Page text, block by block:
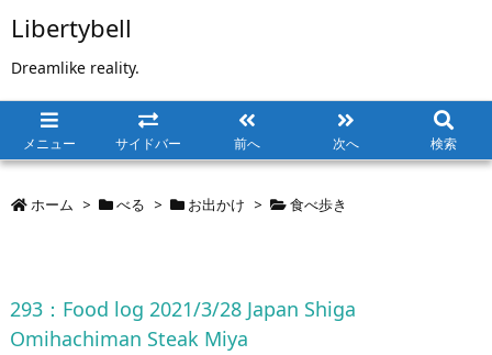
Libertybell
Dreamlike reality.
メニュー サイドバー 前へ 次へ 検索
ホーム > べる > お出かけ > 食べ歩き
293：Food log 2021/3/28 Japan Shiga
Omihachiman Steak Miya